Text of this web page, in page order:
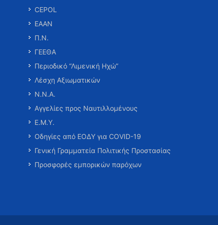
CEPOL
ΕΑΑΝ
Π.Ν.
ΓΕΕΘΑ
Περιοδικό “Λιμενική Ηχώ”
Λέσχη Αξιωματικών
Ν.Ν.Α.
Αγγελίες προς Ναυτιλλομένους
Ε.Μ.Υ.
Οδηγίες από ΕΟΔΥ για COVID-19
Γενική Γραμματεία Πολιτικής Προστασίας
Προσφορές εμπορικών παρόχων